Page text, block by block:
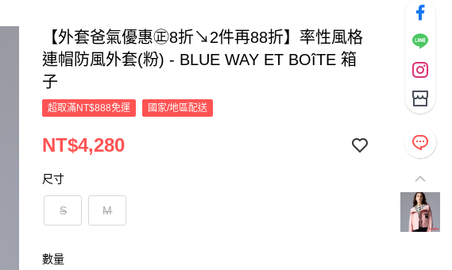
【外套爸氣優惠㊣8折↘2件再88折】率性風格
連帽防風外套(粉) - BLUE WAY ET BOîTE 箱
子
超取滿NT$888免運 國家/地區配送
NT$4,280
尺寸
S M
數量